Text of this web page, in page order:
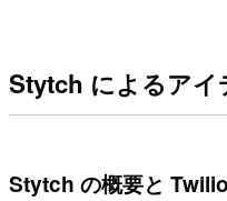
Stytch によるアイ
Stytch の概要と